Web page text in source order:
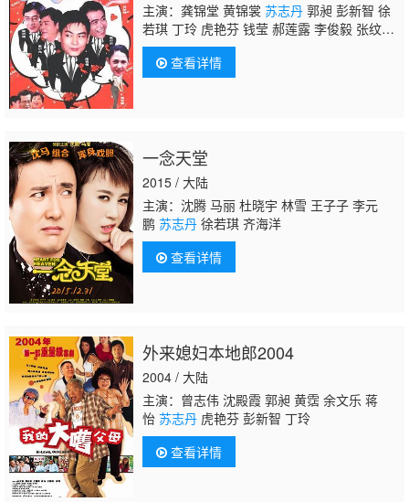
主演：龚锦堂 黄锦裳 苏志丹郭昶 彭新智 徐
若琪 丁玲 虎艳芬 钱莹 郝莲露 李俊毅 张纹
博 何文茵 王辰 谢恩 毛琳 林星云 卢海潮 卢秋
萍 马小倩 陈坚雄 黄俊英 舒力生 吴苏妹 张和
平 邝祖乐 刘涛 周小镔 黄慧颐 潘结
查看详情
一念天堂
2015 / 大陆
主演：沈腾 马丽 杜晓宇 林雪 王子子 李元
鹏 苏志丹徐若琪 齐海洋
查看详情
外来媳妇本地郎2004
2004 / 大陆
主演：曾志伟 沈殿霞 郭昶 黄霑 余文乐 蒋
怡 苏志丹虎艳芬 彭新智 丁玲
查看详情